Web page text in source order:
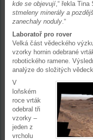
kde se objevují,“ řekla Tina
stmeleny minerály a
zanechaly noduly .“
Laboratoř pro rover
Velká část vědeckého
vzorky hornin odebrané
robotického ramene.
analýze do složitých
V
loňském
roce vrták
odebral tři
vzorky –
jeden z
vrcholu